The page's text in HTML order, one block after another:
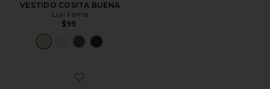
VESTIDO COSITA BUENA
Luli Fama
$99
Favorite BOLSO DE HOMBRO DE 66 CM CRYSTAL